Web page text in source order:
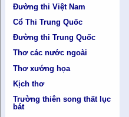
Đường thi Việt Nam
Cổ Thi Trung Quốc
Đường thi Trung Quốc
Thơ các nước ngoài
Thơ xướng họa
Kịch thơ
Trường thiên song thất lục
bát